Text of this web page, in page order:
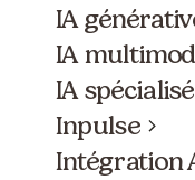
IA
IA
IA
Inpulse
Intégration